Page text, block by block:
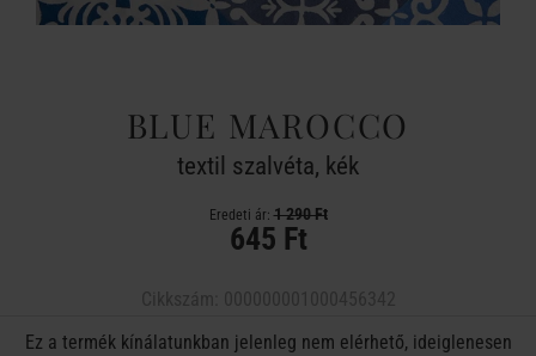
BLUE MAROCCO
textil szalvéta, kék
Eredeti ár:1 290 Ft
645 Ft
Ez a termék kínálatunkban jelenleg nem elérhető, ideiglenesen